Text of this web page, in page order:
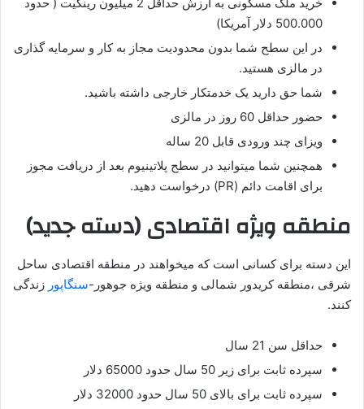
خرید ملک مسکونی به ارزش حداقل 2 میلیون رینگیت ( حدود
500.000 دلار آمریکا)
در این سطح شما بدون محدودیت مجاز به کار و سرمایه گذاری
در مالزی هستید.
شما حق دارید یک خدمتکار خارجی داشته باشید.
حضور حداقل 60 روز در مالزی
ویزای چند ورودی قابل 20 ساله
همچنین شما میتوانید در سطح پلاتینیوم بعد از دریافت مجوز
برای اقامت دائم (PR) درخواست دهید.
منطقه ویژه اقتصادی (دسته جدید)
این دسته برای کسانی است که میخواهند در منطقه اقتصادی ساحل
شرقی ،منطقه کریدور شمالی و منطقه ویژه جوهور-سنگاپور زندگی
کنند.
حداقل سن 21 سال
سپرده ثابت برای زیر 50 سال حدود 65000 دلار
سپرده ثابت برای بالای 50 سال حدود 32000 دلار